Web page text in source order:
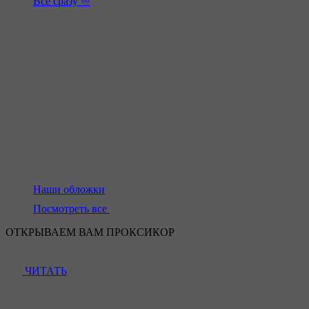
Наши обложки
Посмотреть все
ОТКРЫВАЕМ ВАМ ПРОКСИКОР
ЧИТАТЬ